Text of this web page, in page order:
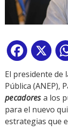
Facebook
X
El presidente de
Pública (ANEP),
pecadoresa los
para el nuevo
estrategias que